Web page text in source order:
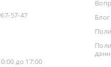
57-47
до 17:00
Блог